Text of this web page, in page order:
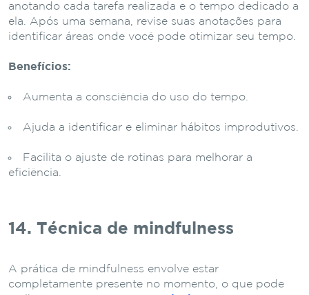
anotando cada tarefa realizada e o tempo dedicado a
ela. Após uma semana, revise suas anotações para
identificar áreas onde você pode otimizar seu tempo.
Benefícios:
Aumenta a consciência do uso do tempo.
Ajuda a identificar e eliminar hábitos improdutivos.
Facilita o ajuste de rotinas para melhorar a
eficiência.
14. Técnica de mindfulness
A prática de mindfulness envolve estar
completamente presente no momento, o que pode